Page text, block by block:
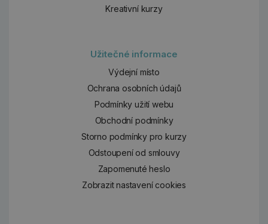
Kreativní kurzy
Užitečné informace
Výdejní místo
Ochrana osobních údajů
Podmínky užití webu
Obchodní podmínky
Storno podmínky pro kurzy
Odstoupení od smlouvy
Zapomenuté heslo
Zobrazit nastavení cookies